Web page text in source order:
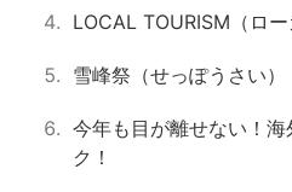
LOCAL TOURISM（ロー
雪峰祭（せっぽうさい）
今年も目が離せない！
ク！